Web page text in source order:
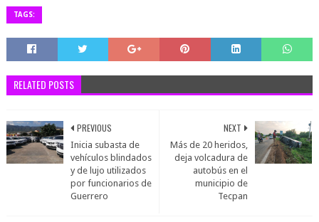
TAGS:
RELATED POSTS
NEXT
Más de 20 heridos,
deja volcadura de
autobús en el
municipio de
Tecpan
PREVIOUS
Inicia subasta de
vehículos blindados
y de lujo utilizados
por funcionarios de
Guerrero